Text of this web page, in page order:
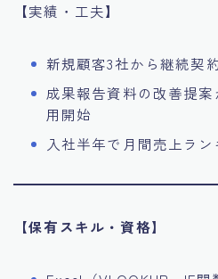
【実績・工夫】
新規顧客3社から継続契
成果報告資料の改善提
用開始
入社半年で月間売上ラ
【保有スキル・資格】